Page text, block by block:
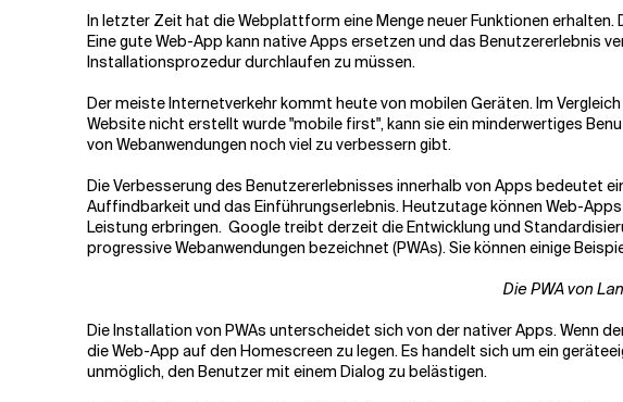
Verwandte Themen
In letzter Zeit hat die Webplattform eine Menge neuer Funktionen
Eine gute Web-App kann native Apps ersetzen und das Benutzererlebnis
Installationsprozedur durchlaufen zu müssen.
Der meiste Internetverkehr kommt heute von mobilen Geräten. Im
Website nicht erstellt wurde"mobile first", kann sie ein minderwertiges
von Webanwendungen noch viel zu verbessern gibt.
Die Verbesserung des Benutzererlebnisses innerhalb von Apps bedeutet
Auffindbarkeit und das Einführungserlebnis. Heutzutage können Web-
Leistung erbringen. Google treibt derzeit die Entwicklung und
progressive Webanwendungen bezeichnet (PWAs). Sie können einige
Die PWA von
Die Installation von PWAs unterscheidet sich von der nativer Apps. Wenn
die Web-App auf den Homescreen zu legen. Es handelt sich um ein
unmöglich, den Benutzer mit einem Dialog zu belästigen.